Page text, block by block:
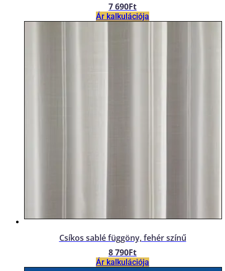
7 690Ft
Ár kalkulációja
Csíkos sablé függöny, fehér színű
8 790Ft
Ár kalkulációja